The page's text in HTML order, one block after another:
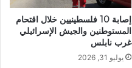
إصابة 10 فلسطينيين خلال اقتحام
المستوطنين والجيش الإسرائيلي
غرب نابلس
يوليو 31, 2026